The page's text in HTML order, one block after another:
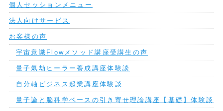
個人セッションメニュー
法人向けサービス
お客様の声
宇宙意識Flowメソッド講座受講生の声
量子氣劫ヒーラー養成講座体験談
自分軸ビジネス起業講座体験談
量子論と脳科学ベースの引き寄せ理論講座【基礎】体験談